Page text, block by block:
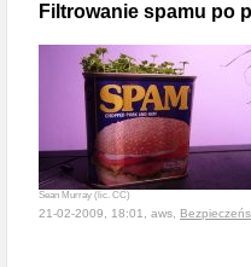
Filtrowanie spamu po
Sean Murray (lic. CC)
21-02-2009, 18:01, aws,